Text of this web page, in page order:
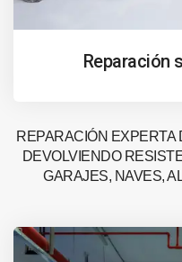
Reparación
REPARACIÓN EXPERTA
DEVOLVIENDO
GARAJES, NAVES,